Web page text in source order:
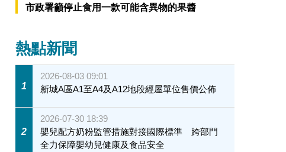
市政署籲停止食用一款可能含異物的果醬
熱點新聞
1
2026-08-03 09:01
新城A區A1至A4及A12地段經屋單位售價公佈
2
2026-07-30 18:39
嬰兒配方奶粉監管措施對接國際標準 跨部門
全力保障嬰幼兒健康及食品安全